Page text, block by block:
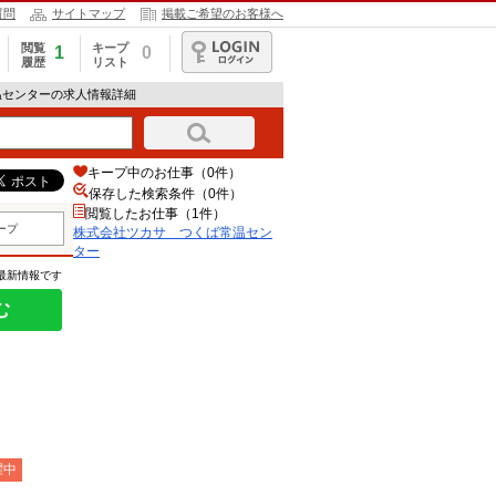
問 サイトマップ 掲載ご希望のお客様へ
閲覧
履歴
1
キープ
リスト
0
ログイン
ンターの求人情報詳細
プ
新情報です
キープ中のお仕事（0件）
保存した検索条件（0件）
閲覧したお仕事（1件）
株式会社ツカサ つくば常温セン
ター